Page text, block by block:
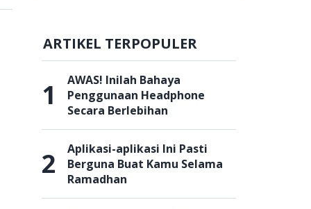
ARTIKEL TERPOPULER
1
AWAS! Inilah Bahaya
Penggunaan Headphone
Secara Berlebihan
2
Aplikasi-aplikasi Ini Pasti
Berguna Buat Kamu Selama
Ramadhan